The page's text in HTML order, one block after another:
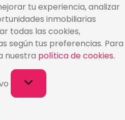
tu experiencia, analizar
inmobiliarias
todas las cookies,
según tus preferencias. Para
nuestra política de cookies.